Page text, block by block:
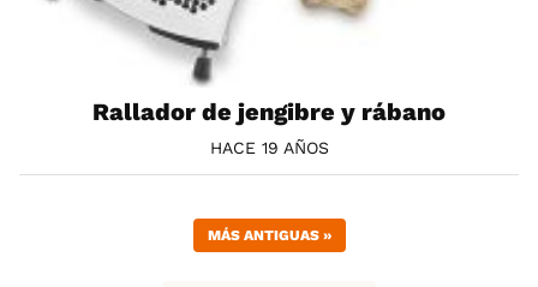
Rallador de jengibre y rábano
HACE 19 AÑOS
MÁS ANTIGUAS »